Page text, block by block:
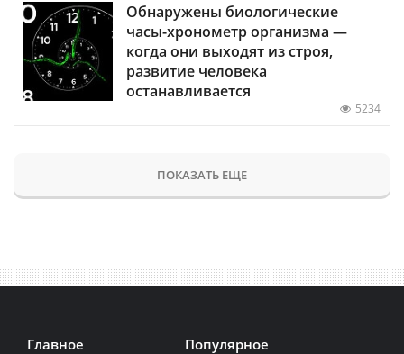
Обнаружены биологические
часы-хронометр организма —
когда они выходят из строя,
развитие человека
останавливается
5234
ПОКАЗАТЬ ЕЩЕ
Главное Популярное